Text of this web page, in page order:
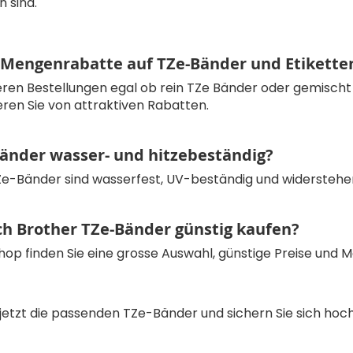
auf TZe-Bänder und
Bestellungen egal ob rein TZe Bänder oder
Sie von attraktiven Rabatten.
wasser- und hitzebeständig?
Bänder sind wasserfest, UV-beständig und
Brother TZe-Bänder günstig kaufen?
finden Sie eine grosse Auswahl, günstige Preise
die passenden TZe-Bänder und sichern Sie sich